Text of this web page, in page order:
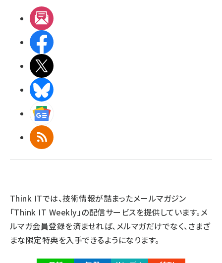
RSS
Think ITでは、技術情報が詰まったメールマガジン
「Think IT Weekly」の配信サービスを提供しています。メ
ルマガ会員登録を済ませれば、メルマガだけでなく、さまざ
まな限定特典を入手できるようになります。